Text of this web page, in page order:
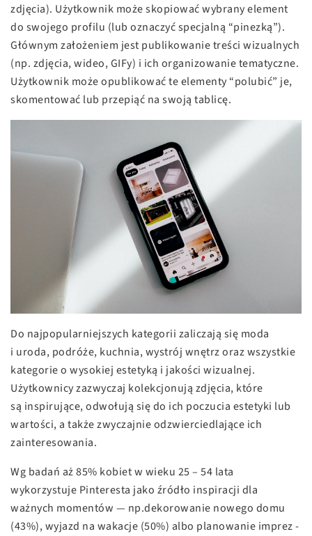
zdjęcia). Użytkownik może skopiować wybrany element
do swojego profilu (lub oznaczyć specjalną “pinezką”).
Głównym założeniem jest publikowanie treści wizualnych
(np. zdjęcia, wideo, GIF­y) i ich organizowanie tematyczne.
Użytkownik może opublikować te elementy “polubić” je,
skomentować lub przepiąć na swoją tablicę.
Do najpopularniejszych kategorii zaliczają się moda
i uroda, podróże, kuchnia, wystrój wnętrz oraz wszystkie
kategorie o wysokiej estetyką i jakości wizualnej.
Użytkownicy zazwyczaj kolekcjonują zdjęcia, które
są inspirujące, odwołują się do ich poczucia estetyki lub
wartości, a także zwyczajnie odzwierciedlające ich
zainteresowania.
Wg badań aż 85% kobiet w wieku 25­ – 54 lata
wykorzystuje Pinteresta jako źródło inspiracji dla
ważnych momentów — np.dekorowanie nowego domu
(43%), wyjazd na wakacje (50%) albo planowanie imprez ­